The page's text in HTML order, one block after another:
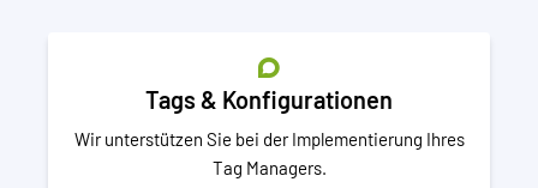
Tags & Konfigurationen
Wir unterstützen Sie bei der Implementierung Ihres
Tag Managers.